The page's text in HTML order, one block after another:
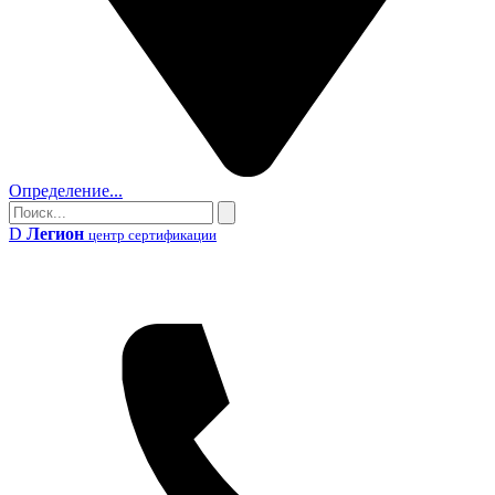
Определение...
Поиск
Поиск
D Легион центр сертификации